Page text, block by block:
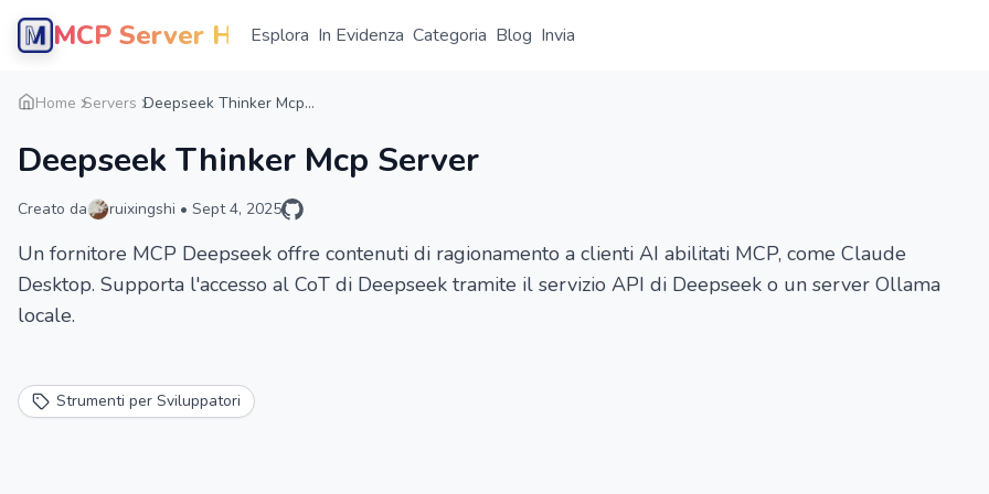
MCP Server HubEsplora In Evidenza Categoria Blog Invia
Home Servers Deepseek Thinker Mcp...
Deepseek Thinker Mcp Server
Creato da ruixingshi • Sept 4, 2025
Un fornitore MCP Deepseek offre contenuti di ragionamento a clienti AI abilitati MCP, come Claude
Desktop. Supporta l'accesso al CoT di Deepseek tramite il servizio API di Deepseek o un server Ollama
locale.
Strumenti per Sviluppatori